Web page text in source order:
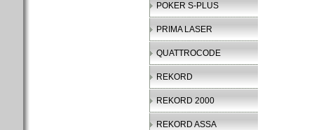
POKER S-PLUS
PRIMA LASER
QUATTROCODE
REKORD
REKORD 2000
REKORD ASSA